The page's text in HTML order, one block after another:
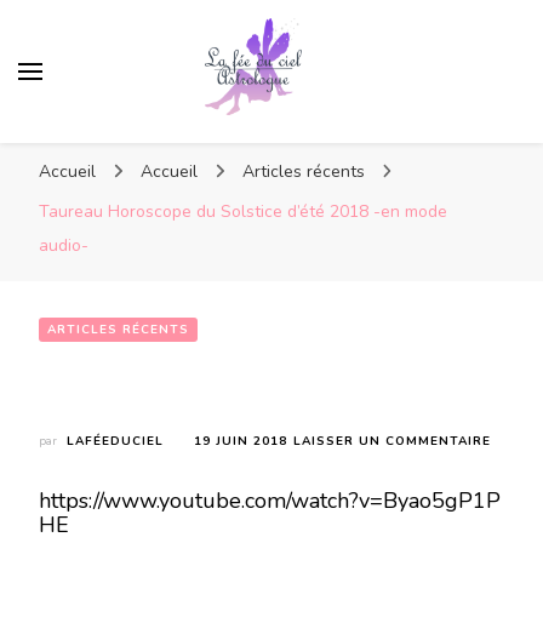
Accueil Accueil
Articles récents
Taureau Horoscope du Solstice d’été 2018 -en mode
audio-
ARTICLES RÉCENTS
par LAFÉEDUCIEL 19 JUIN 2018 LAISSER UN COMMENTAIRE
DU
https://www.youtube.com/watch?v=Byao5gP1P
HE